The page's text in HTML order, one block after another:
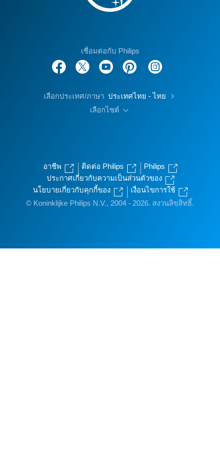
เชื่อมต่อกับ Philips
เลือกประเทศ/ภาษา ประเทศไทย - ไทย
เลือกไซต์
อาชีพ ติดต่อ Philips
Philips
ประกาศเกี่ยวกับความเป็นส่วนตัวของ
นโยบายเกี่ยวกับคุกกี้ของ
เงื่อนไขการใช้
© Koninklijke Philips N.V., 2004 - 2026. สงวนลิขสิทธิ์.